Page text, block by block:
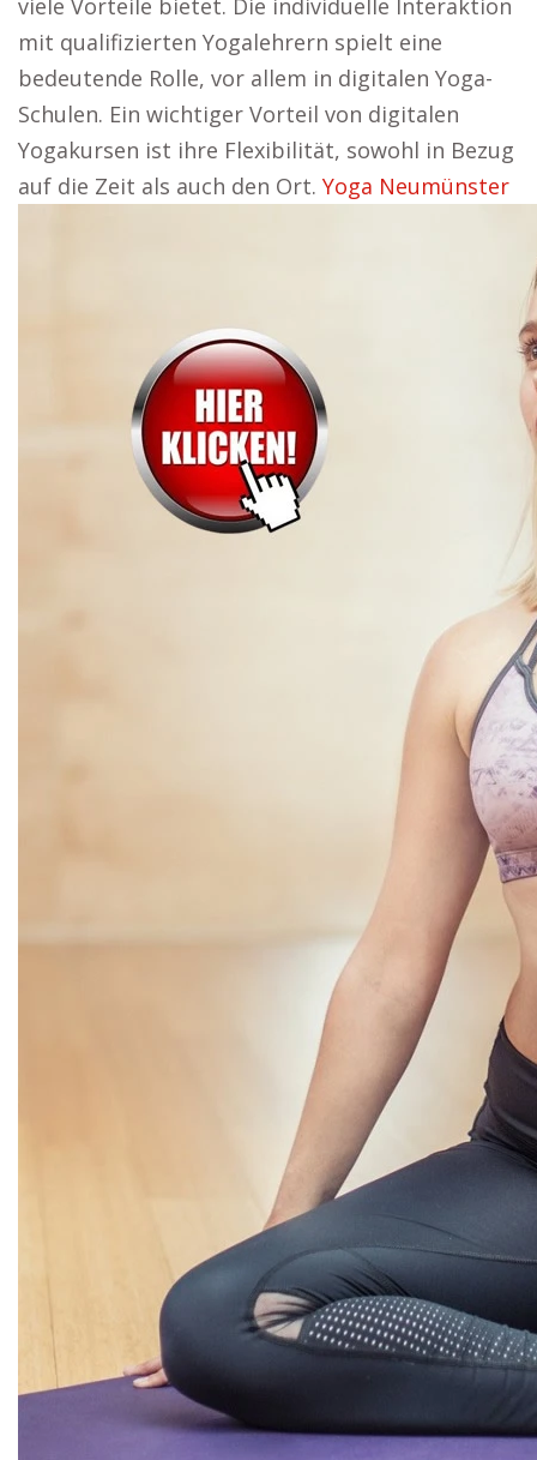
viele Vorteile bietet. Die individuelle Interaktion
mit qualifizierten Yogalehrern spielt eine
bedeutende Rolle, vor allem in digitalen Yoga-
Schulen. Ein wichtiger Vorteil von digitalen
Yogakursen ist ihre Flexibilität, sowohl in Bezug
auf die Zeit als auch den Ort. Yoga Neumünster